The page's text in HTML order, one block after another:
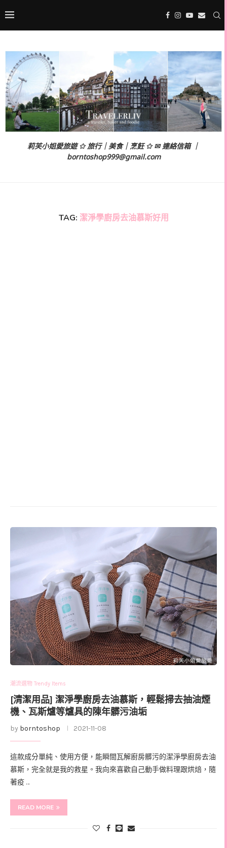
莉芙小姐愛旅遊 ✩ 旅行｜美食｜烹飪 ✩ ✉ 連絡信箱 ｜
borntoshop999@gmail.com
TAG: 潔淨學廚房去油慕斯好用
潮流選物 Trendy Items
[清潔用品] 潔淨學廚房去油慕斯，輕鬆掃去抽油煙
機、瓦斯爐等爐具的陳年髒污油垢
by borntoshop 2021-11-08
這款成分單純、使用方便，能瞬間瓦解廚房髒污的潔淨學廚房去油
慕斯，完全就是我的救星。我向來喜歡自己動手做料理跟烘焙，隨
著疫 …
READ MORE